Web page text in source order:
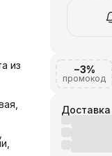
из
−3%
промокод
Доставка